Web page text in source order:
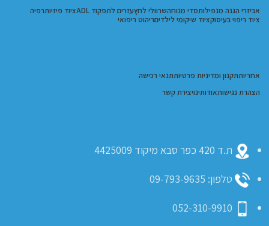
אביזרי הגנה מנפילותסדי מנוחהשרוולי לחץעזרים לתפקוד ADL
ציוד פיזיותרפיה
ציוד ריפוי בעיסוקציוד שיקומי לילדיםריהוט ריפואי
אחריותתקנון ומדיניות פרטיותתנאי רכישה
הצהרת נגישותאודותינויצירת קשר
ת.ד 420 כפר סבא מיקוד 4425009
טלפון: 09-793-9635
052-310-9910